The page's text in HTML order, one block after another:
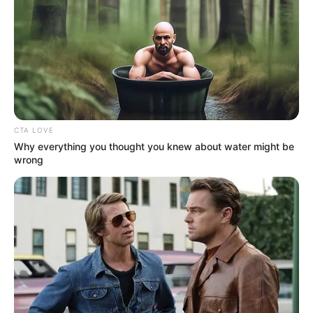
tiene la Policía y las demás
autoridades. Se va a aumentar el pie
de fuerza, las labores de inteligencia
para combatir los delitos que más nos
están afectando, como son el hurto y
el homicidio", explicó Múnera Cavadía.
Lea Aquí:Fue entregado el CAP de Daniel Lemaitre, el
puesto de salud está listo para atender a los cartageneros
CTA LOVE
Why everything you thought you knew about water might be
wrong